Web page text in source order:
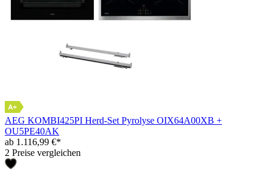
AEG KOMBI425PI Herd-Set Pyrolyse OIX64A00XB +
OU5PE40AK
ab 1.116,99 €*
2 Preise vergleichen